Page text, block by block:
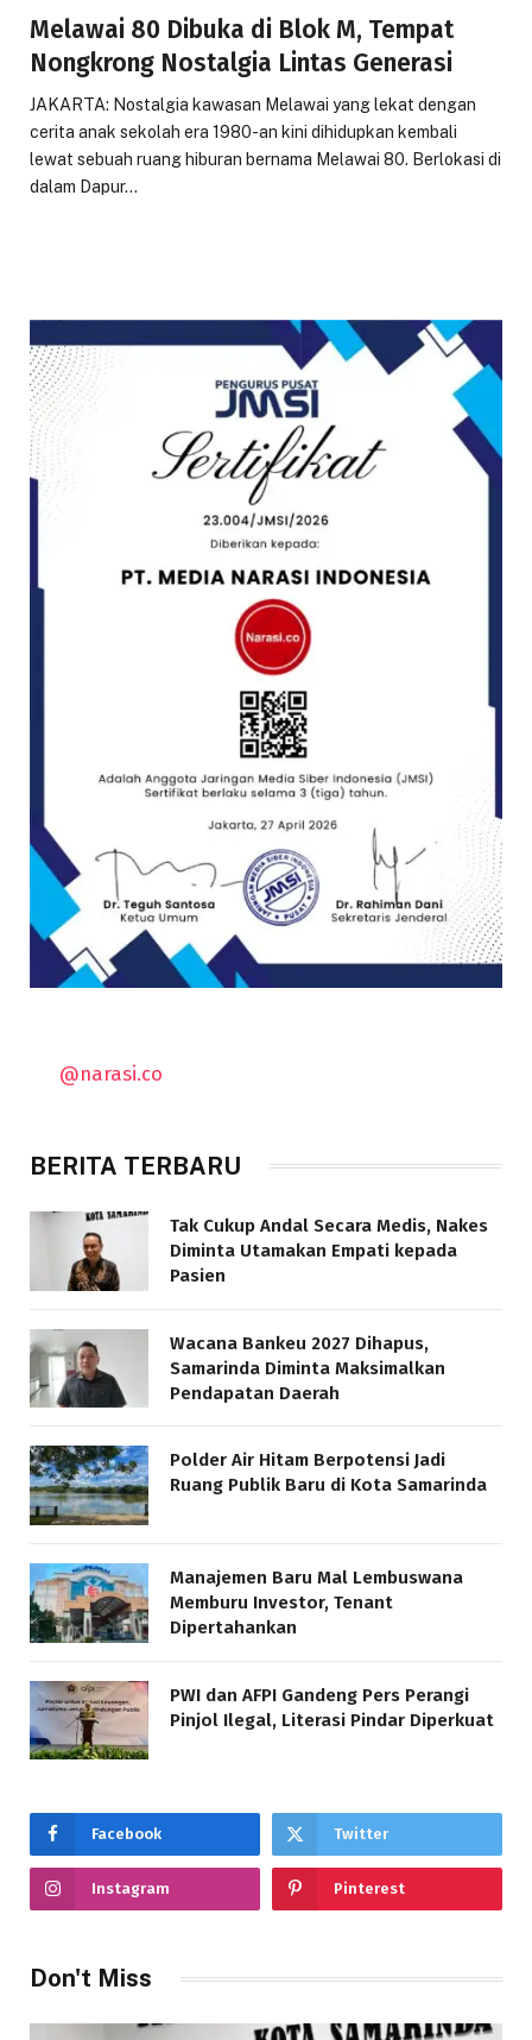
Melawai 80 Dibuka di Blok M, Tempat
Nongkrong Nostalgia Lintas Generasi
JAKARTA: Nostalgia kawasan Melawai yang lekat dengan
cerita anak sekolah era 1980-an kini dihidupkan kembali
lewat sebuah ruang hiburan bernama Melawai 80. Berlokasi di
dalam Dapur…
@narasi.co
BERITA TERBARU
Tak Cukup Andal Secara Medis, Nakes
Diminta Utamakan Empati kepada
Pasien
Wacana Bankeu 2027 Dihapus,
Samarinda Diminta Maksimalkan
Pendapatan Daerah
Polder Air Hitam Berpotensi Jadi
Ruang Publik Baru di Kota Samarinda
Manajemen Baru Mal Lembuswana
Memburu Investor, Tenant
Dipertahankan
PWI dan AFPI Gandeng Pers Perangi
Pinjol Ilegal, Literasi Pindar Diperkuat
Facebook Twitter
Instagram Pinterest
Don't Miss